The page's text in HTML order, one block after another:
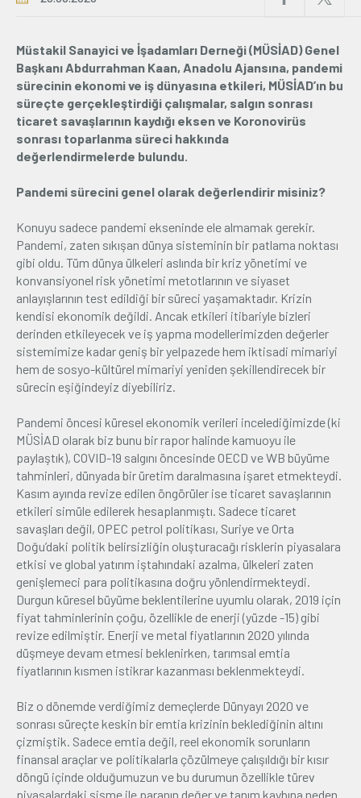
E-İşlemler
İletişim Hakkımızda Galeri
Müstakil Sanayici ve İşadamları Derneği (MÜSİAD) Genel
Başkanı Abdurrahman Kaan, Anadolu Ajansına, pandemi
sürecinin ekonomi ve iş dünyasına etkileri, MÜSİAD’ın bu
süreçte gerçekleştirdiği çalışmalar, salgın sonrası
ticaret savaşlarının kaydığı eksen ve Koronovirüs
sonrası toparlanma süreci hakkında
değerlendirmelerde bulundu.
Pandemi sürecini genel olarak değerlendirir misiniz?
Konuyu sadece pandemi ekseninde ele almamak gerekir.
Pandemi, zaten sıkışan dünya sisteminin bir patlama noktası
gibi oldu. Tüm dünya ülkeleri aslında bir kriz yönetimi ve
konvansiyonel risk yönetimi metotlarının ve siyaset
anlayışlarının test edildiği bir süreci yaşamaktadır. Krizin
kendisi ekonomik değildi. Ancak etkileri itibariyle bizleri
derinden etkileyecek ve iş yapma modellerimizden değerler
sistemimize kadar geniş bir yelpazede hem iktisadi mimariyi
hem de sosyo-kültürel mimariyi yeniden şekillendirecek bir
sürecin eşiğindeyiz diyebiliriz.
Pandemi öncesi küresel ekonomik verileri incelediğimizde (ki
MÜSİAD olarak biz bunu bir rapor halinde kamuoyu ile
paylaştık), COVID-19 salgını öncesinde OECD ve WB büyüme
tahminleri, dünyada bir üretim daralmasına işaret etmekteydi.
Kasım ayında revize edilen öngörüler ise ticaret savaşlarının
etkileri simüle edilerek hesaplanmıştı. Sadece ticaret
savaşları değil, OPEC petrol politikası, Suriye ve Orta
Doğu’daki politik belirsizliğin oluşturacağı risklerin piyasalara
etkisi ve global yatırım iştahındaki azalma, ülkeleri zaten
genişlemeci para politikasına doğru yönlendirmekteydi.
Durgun küresel büyüme beklentilerine uyumlu olarak, 2019 için
fiyat tahminlerinin çoğu, özellikle de enerji (yüzde -15) gibi
revize edilmiştir. Enerji ve metal fiyatlarının 2020 yılında
düşmeye devam etmesi beklenirken, tarımsal emtia
fiyatlarının kısmen istikrar kazanması beklenmekteydi.
Biz o dönemde verdiğimiz demeçlerde Dünyayı 2020 ve
sonrası süreçte keskin bir emtia krizinin beklediğinin altını
çizmiştik. Sadece emtia değil, reel ekonomik sorunların
finansal araçlar ve politikalarla çözülmeye çalışıldığı bir kısır
döngü içinde olduğumuzun ve bu durumun özellikle türev
piyasalardaki şişme ile paranın değer ve tanım kaybına neden